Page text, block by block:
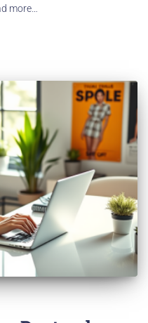
more…